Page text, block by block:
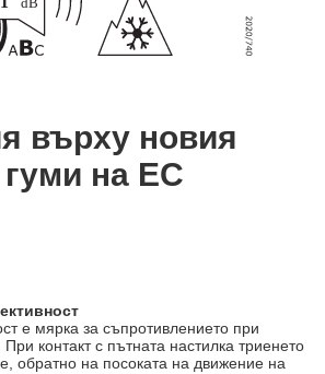
върху новия
гуми на ЕС
е мярка за съпротивлението при
контакт с пътната настилка триенето
обратно на посоката на движение на